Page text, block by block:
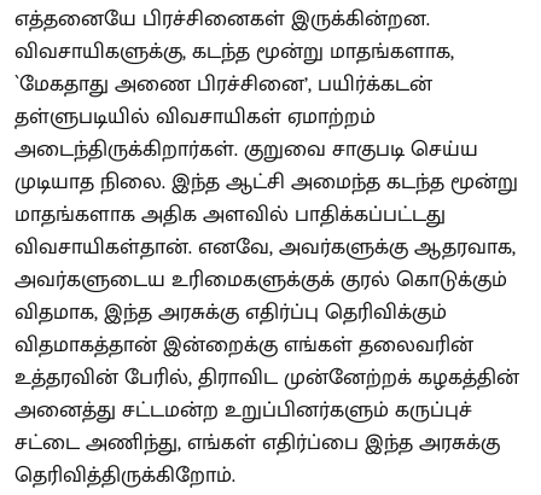
எத்தனையே பிரச்சினைகள் இருக்கின்றன.
விவசாயிகளுக்கு, கடந்த மூன்று மாதங்களாக,
`மேகதாது அணை பிரச்சினை’, பயிர்க்கடன்
தள்ளுபடியில் விவசாயிகள் ஏமாற்றம்
அடைந்திருக்கிறார்கள். குறுவை சாகுபடி செய்ய
முடியாத நிலை. இந்த ஆட்சி அமைந்த கடந்த மூன்று
மாதங்களாக அதிக அளவில் பாதிக்கப்பட்டது
விவசாயிகள்தான். எனவே, அவர்களுக்கு ஆதரவாக,
அவர்களுடைய உரிமைகளுக்குக் குரல் கொடுக்கும்
விதமாக, இந்த அரசுக்கு எதிர்ப்பு தெரிவிக்கும்
விதமாகத்தான் இன்றைக்கு எங்கள் தலைவரின்
உத்தரவின் பேரில், திராவிட முன்னேற்றக் கழகத்தின்
அனைத்து சட்டமன்ற உறுப்பினர்களும் கருப்புச்
சட்டை அணிந்து, எங்கள் எதிர்ப்பை இந்த அரசுக்கு
தெரிவித்திருக்கிறோம்.